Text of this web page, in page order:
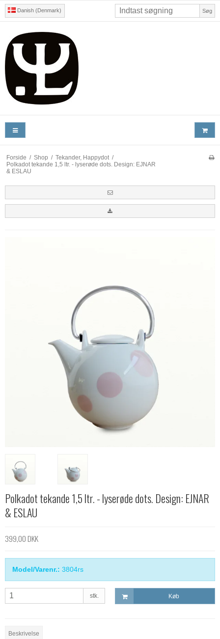
Danish (Denmark) Søg
Forside / Shop / Tekander, Happydot /
Polkadot tekande 1,5 ltr. - lyserøde dots. Design: EJNAR
& ESLAU
Polkadot tekande 1,5 ltr. - lyserøde dots. Design: EJNAR
& ESLAU
399,00 DKK
Model/Varenr.: 3804rs
stk. Køb
Beskrivelse